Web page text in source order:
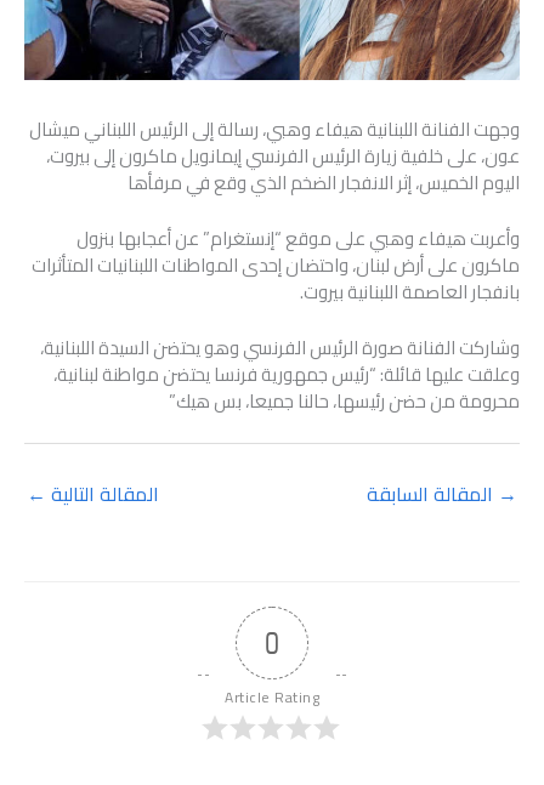
وجهت الفنانة اللبنانية هيفاء وهبي، رسالة إلى الرئيس اللبناني ميشال
عون، على خلفية زيارة الرئيس الفرنسي إيمانويل ماكرون إلى بيروت،
اليوم الخميس، إثر الانفجار الضخم الذي وقع في مرفأها
وأعربت هيفاء وهبي على موقع “إنستغرام” عن أعجابها بنزول
ماكرون على أرض لبنان، واحتضان إحدى المواطنات اللبنانيات المتأثرات
بانفجار العاصمة اللبنانية بيروت.
وشاركت الفنانة صورة الرئيس الفرنسي وهو يحتضن السيدة اللبنانية،
وعلقت عليها قائلة: “رئيس جمهورية فرنسا يحتضن مواطنة لبنانية،
محرومة من حضن رئيسها، حالنا جميعا، بس هيك”
→ المقالة السابقة المقالة التالية ←
0
Article Rating